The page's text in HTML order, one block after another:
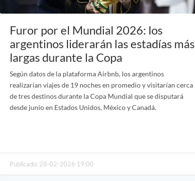
Furor por el Mundial 2026: los
argentinos liderarán las estadías más
largas durante la Copa
Según datos de la plataforma Airbnb, los argentinos
realizarían viajes de 19 noches en promedio y visitarían cerca
de tres destinos durante la Copa Mundial que se disputará
desde junio en Estados Unidos, México y Canadá.
Publicado: 28-02-2026 19:00